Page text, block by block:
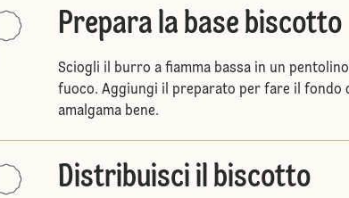
Prepara la base biscotto
Sciogli il burro a fiamma bassa in un
fuoco. Aggiungi il preparato per fare il fondo
amalgama bene.
Distribuisci il biscotto